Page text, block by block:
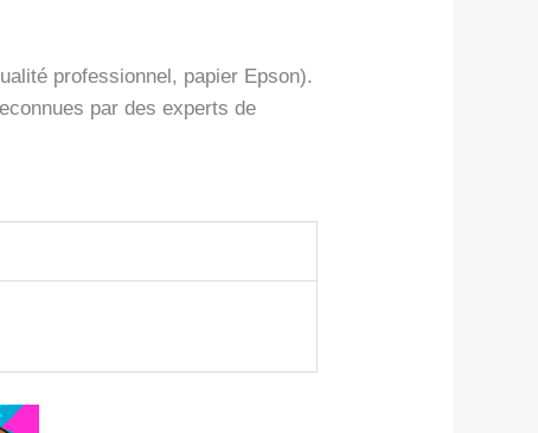
professionnel, papier Epson).
par des experts de